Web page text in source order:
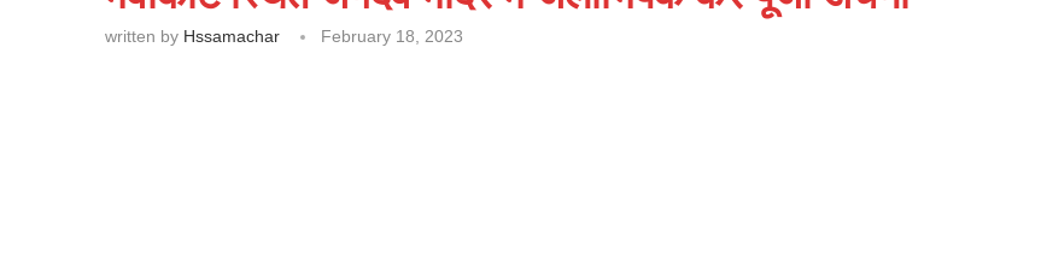
written by Hssamachar February 18, 2023